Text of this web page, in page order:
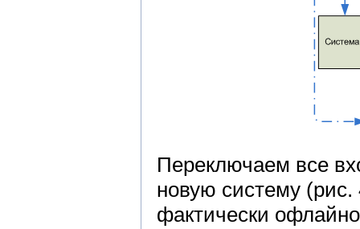
Переключаем все
новую систему
фактически